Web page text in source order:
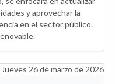
y aprovechar la
en el sector público.
Jueves 26 de marzo de 2026